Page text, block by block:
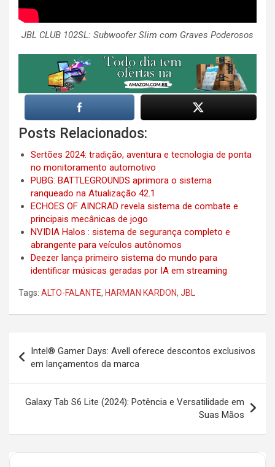
JBL CLUB 102SL: Subwoofer Slim com Graves Poderosos
Posts Relacionados:
Sertões 2024: tradição, aventura e tecnologia de ponta
no monitoramento automotivo
PUBG: BATTLEGROUNDS aprimora o sistema
ranqueado na Atualização 42.1
ECHOES OF AINCRAD revela sistema de combate e
principais mecânicas de jogo
NVIDIA Halos : sistema de segurança completo e
abrangente para veículos autônomos
Deezer lança primeiro sistema do mundo para
identificar músicas geradas por IA em streaming
Tags: ALTO-FALANTE, HARMAN KARDON, JBL
navigation
Intel® Gamer Days: Avell oferece descontos exclusivos
em lançamentos da marca
Galaxy Tab S6 Lite (2024): Potência e Versatilidade em
Suas Mãos